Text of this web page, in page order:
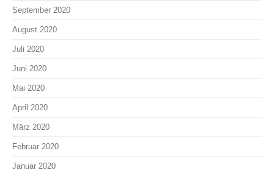
September 2020
August 2020
Juli 2020
Juni 2020
Mai 2020
April 2020
März 2020
Februar 2020
Januar 2020